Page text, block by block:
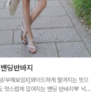
딩반바지
/부해보임X]와이드하게 떨어지는 핏으
멋스럽게 입어지는 밴딩 반바지🤎 넉넉